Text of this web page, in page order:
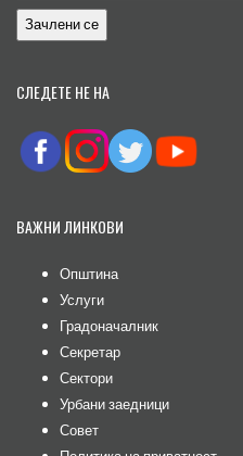
СЛЕДЕТЕ НЕ НА
ВАЖНИ ЛИНКОВИ
Општина
Услуги
Градоначалник
Секретар
Сектори
Урбани заедници
Совет